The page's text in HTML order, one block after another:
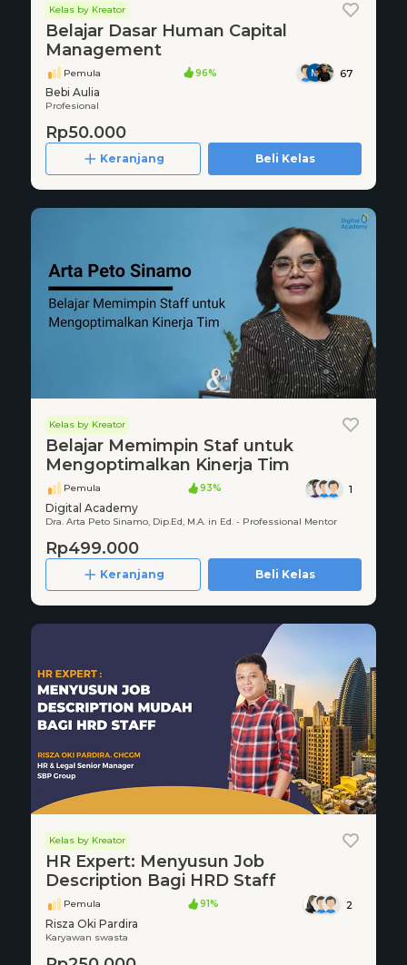
Kelas by Kreator
Belajar Dasar Human Capital
Management
Pemula 96% 67
Bebi Aulia
Profesional
Rp50.000
Keranjang Beli Kelas
Kelas by Kreator
Belajar Memimpin Staf untuk
Mengoptimalkan Kinerja Tim
Pemula 93% 1
Digital Academy
Dra. Arta Peto Sinamo, Dip.Ed, M.A. in Ed. - Professional Mentor
Rp499.000
Keranjang Beli Kelas
Kelas by Kreator
HR Expert: Menyusun Job
Description Bagi HRD Staff
Pemula 91% 2
Risza Oki Pardira
Karyawan swasta